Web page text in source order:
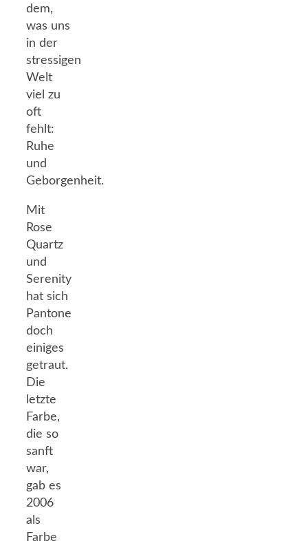
dem,
was uns
in der
stressigen
Welt
viel zu
oft
fehlt:
Ruhe
und
Geborgenheit.
Mit
Rose
Quartz
und
Serenity
hat sich
Pantone
doch
einiges
getraut.
Die
letzte
Farbe,
die so
sanft
war,
gab es
2006
als
Farbe